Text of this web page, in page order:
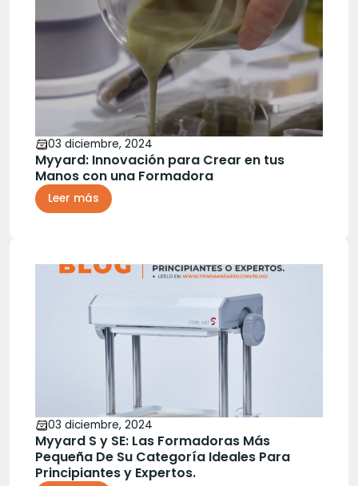
03 diciembre, 2024
Myyard: Innovación para Crear en tus
Manos con una Formadora
Leer más
03 diciembre, 2024
Myyard S y SE: Las Formadoras Más
Pequeña De Su Categoría Ideales Para
Principiantes y Expertos.